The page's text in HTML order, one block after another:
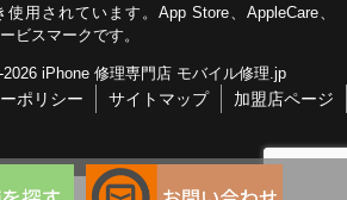
用されています。App Store、AppleCare、
ビスマークです。
iPhone 修理専門店 モバイル修理.jp
ポリシー サイトマップ 加盟店ページ